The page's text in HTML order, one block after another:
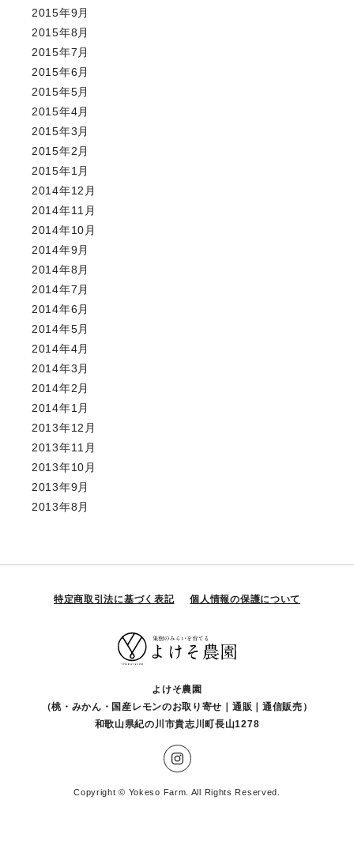
2015年9月
2015年8月
2015年7月
2015年6月
2015年5月
2015年4月
2015年3月
2015年2月
2015年1月
2014年12月
2014年11月
2014年10月
2014年9月
2014年8月
2014年7月
2014年6月
2014年5月
2014年4月
2014年3月
2014年2月
2014年1月
2013年12月
2013年11月
2013年10月
2013年9月
2013年8月
特定商取引法に基づく表記 個人情報の保護について
よけそ農園
（桃・みかん・国産レモンのお取り寄せ｜通販｜通信販売）
和歌山県紀の川市貴志川町長山1278
Copyright © Yokeso Farm. All Rights Reserved.